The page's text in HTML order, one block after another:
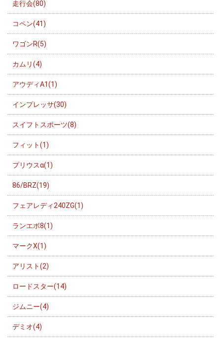
走行会(80)
コペン(41)
ワゴンR(5)
カムリ(4)
アウディA1(1)
インプレッサ(30)
スイフトスポーツ(8)
フィット(1)
プリウスα(1)
86/BRZ(19)
フェアレディ240ZG(1)
ランエボ8(1)
マークX(1)
アリスト(2)
ロードスター(14)
ジムニー(4)
デミオ(4)